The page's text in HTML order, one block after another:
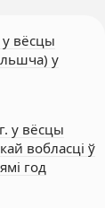
у вёсцы
у
у вёсцы
вобласці ў
год